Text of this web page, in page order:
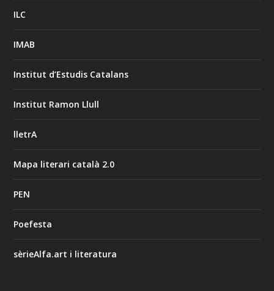
ILC
IMAB
Institut d’Estudis Catalans
Institut Ramon Llull
lletrA
Mapa literari català 2.0
PEN
Poefesta
sèrieAlfa.art i literatura